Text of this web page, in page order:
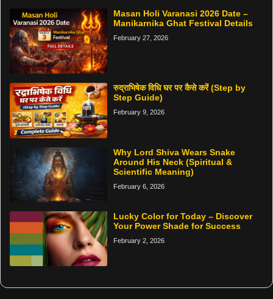
Masan Holi Varanasi 2026 Date –
Manikarnika Ghat Festival Details
February 27, 2026
रुद्राभिषेक विधि घर पर कैसे करें (Step by
Step Guide)
February 9, 2026
Why Lord Shiva Wears Snake
Around His Neck (Spiritual &
Scientific Meaning)
February 6, 2026
Lucky Color for Today – Discover
Your Power Shade for Success
February 2, 2026